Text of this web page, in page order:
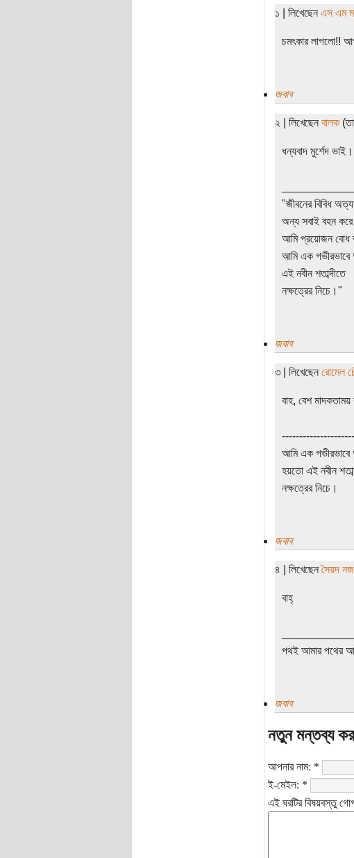
১ | লিখেছেন এস এম
চমৎকার লাগলো!!
জবাব
২ | লিখেছেন বালক
ধন্যবাদ মুর্শেদ ভাই।
"জীবনের বিবিধ
অন্য সবাই বহন
আমি প্রয়োজন বোধ
আমি এক
এই নবীন শতাব্দীতে
নক্ষত্রের নিচে।"
জবাব
৩ | লিখেছেন রোমেল
বাহ, বেশ
আমি এক গভীরভাবে
হয়তো এই নবীন
নক্ষত্রের নিচে।
জবাব
৪ | লিখেছেনসৈয়দ
বাহ্
পথই আমার পথের
জবাব
নতুন মন্তব্য
আপনার নাম: *
ই-মেইল: *
এই ঘরটির বিষয়বস্তু